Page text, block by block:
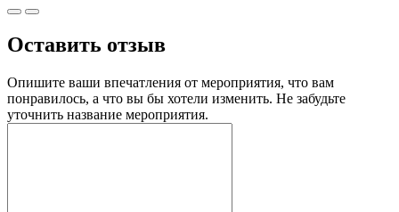
Оставить отзыв
Опишите ваши впечатления от мероприятия, что вам
понравилось, а что вы бы хотели изменить. Не забудьте
уточнить название мероприятия.